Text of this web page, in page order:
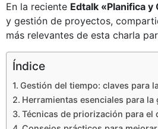
En la reciente Edtalk «Planifica
y gestión de proyectos,
más relevantes de esta charla
Índice
Gestión del tiempo: claves para
Herramientas esenciales para
Técnicas de priorización para el